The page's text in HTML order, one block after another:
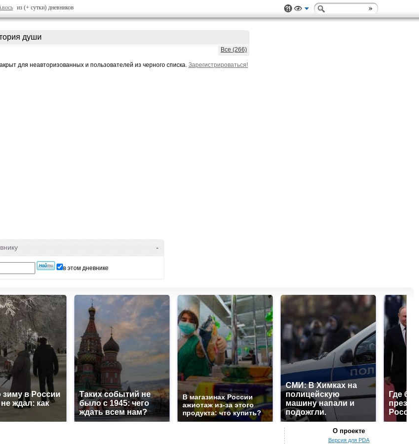
из (+ сутки) дневников
души
Все (266)
для неавторизованных и пользователей из черного списка. Зарегистрироваться!
-
в этом дневнике
зиму в России
ждал: как
Таких событий не
было с 1945: чего
ждать всем нам?
В магазинах России
ажиотаж из-за этого
продукта: что купить?
СМИ: В Химках на
полицейскую
машину напали и
подожгли.
Где
О проекте
Версия для PDA